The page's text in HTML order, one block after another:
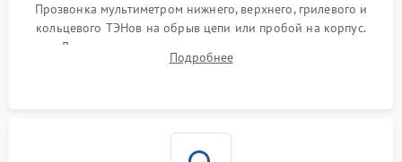
Прозвонка мультиметром нижнего, верхнего, грилевого и
кольцевого ТЭНов на обрыв цепи или пробой на корпус.
Диагностика термостата, датчиков температуры,
переключателя режимов и мотора конвекции.
Подробнее